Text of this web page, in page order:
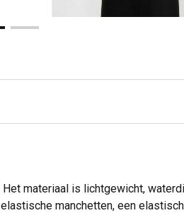
materiaal is lichtgewicht,
manchetten, een